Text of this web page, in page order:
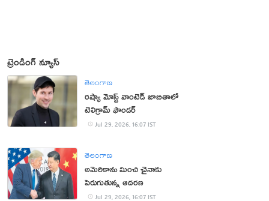
ట్రెండింగ్ న్యూస్
తెలంగాణ
రష్యా మోస్ట్ వాంటెడ్ జాబితాలో
టెలిగ్రామ్ ఫౌండర్
Jul 29, 2026, 16:07 IST
తెలంగాణ
అమెరికాను మించి చైనాకు
పెరుగుతున్న ఆదరణ
Jul 29, 2026, 16:07 IST